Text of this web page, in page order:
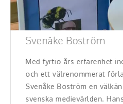
Svenåke Boström
Med fyrtio års erfarenhet
och ett välrenommerat
Svenåke Boström en
svenska medievärlden.